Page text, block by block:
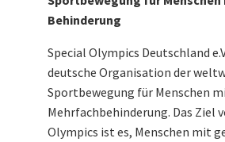
Behinderung
Special Olympics Deutschland
deutsche Organisation der
Sportbewegung für Menschen
Mehrfachbehinderung. Das Ziel
Olympics ist es, Menschen mit